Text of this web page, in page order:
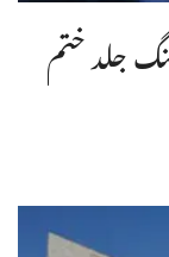
جلد ختم